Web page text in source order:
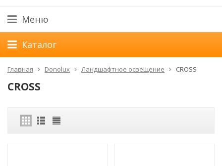
Меню
Каталог
Главная Donolux Ландшафтное освещение CROSS
CROSS